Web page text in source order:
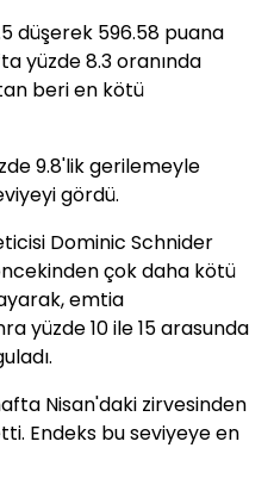
düşerek 596.58 puana
yüzde 8.3 oranında
beri en kötü
9.8'lik gerilemeyle
gördü.
Dominic Schnider
çok daha kötü
emtia
yüzde 10 ile 15 arasunda
Nisan'daki zirvesinden
Endeks bu seviyeye en